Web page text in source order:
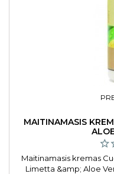
MAITINAMASIS
Maitinamasis kremas
Limetta &amp; Aloe